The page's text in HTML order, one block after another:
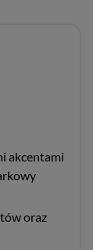
akcentami
oraz